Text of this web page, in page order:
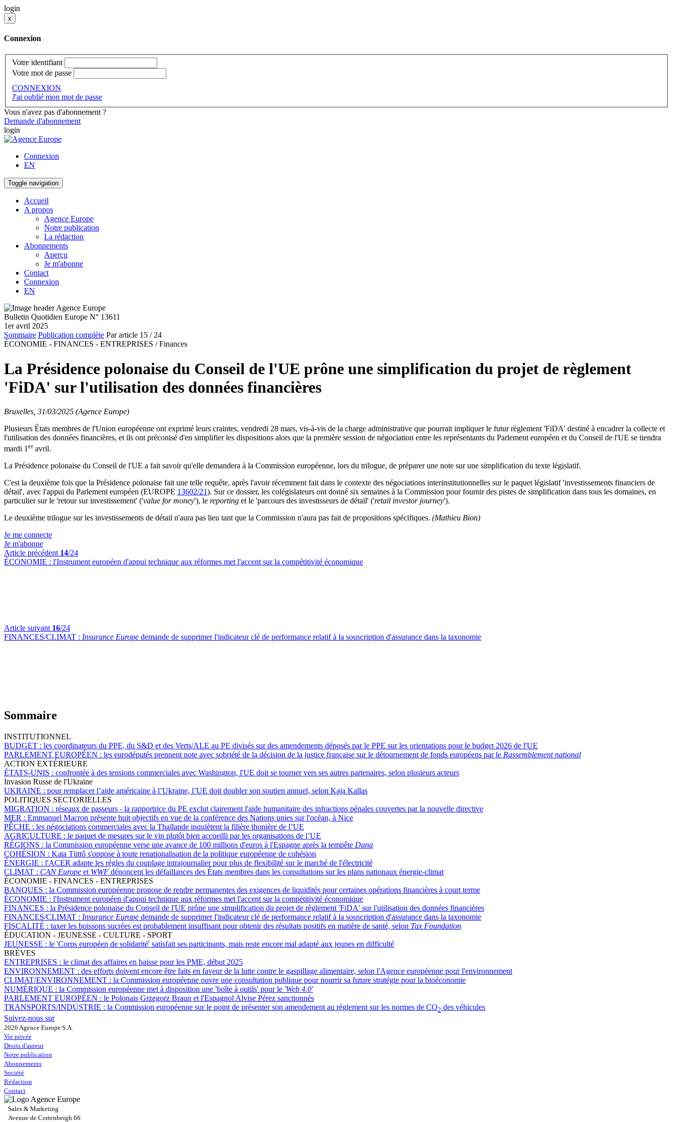
login
x
Connexion
Votre identifiant
Votre mot de passe
CONNEXION
J'ai oublié mon mot de passe
Vous n'avez pas d'abonnement ?
Demande d'abonnement
login
Connexion
EN
Toggle navigation
Accueil
A propos
Agence Europe
Notre publication
La rédaction
Abonnements
Aperçu
Je m'abonne
Contact
Connexion
EN
Bulletin Quotidien Europe N° 13611
1er avril 2025
Sommaire Publication complète Par article 15 / 24
ÉCONOMIE - FINANCES - ENTREPRISES / Finances
La Présidence polonaise du Conseil de l'UE prône une simplification du projet de règlement
'FiDA' sur l'utilisation des données financières
Bruxelles, 31/03/2025 (Agence Europe)
Plusieurs États membres de l'Union européenne ont exprimé leurs craintes, vendredi 28 mars, vis-à-vis de la charge administrative que pourrait impliquer le futur règlement 'FiDA' destiné à encadrer la collecte et
l'utilisation des données financières, et ils ont préconisé d'en simplifier les dispositions alors que la première session de négociation entre les représentants du Parlement européen et du Conseil de l'UE se tiendra
mardi 1 eravril.
La Présidence polonaise du Conseil de l'UE a fait savoir qu'elle demandera à la Commission européenne, lors du trilogue, de préparer une note sur une simplification du texte législatif.
C'est la deuxième fois que la Présidence polonaise fait une telle requête, après l'avoir récemment fait dans le contexte des négociations interinstitutionnelles sur le paquet législatif 'investissements financiers de
détail', avec l'appui du Parlement européen (EUROPE 13602/21). Sur ce dossier, les colégislateurs ont donné six semaines à la Commission pour fournir des pistes de simplification dans tous les domaines, en
particulier sur le 'retour sur investissement' ('value for money'), le reporting et le 'parcours des investisseurs de détail' ('retail investor journey').
Le deuxième trilogue sur les investissements de détail n'aura pas lieu tant que la Commission n'aura pas fait de propositions spécifiques. (Mathieu Bion)
Je me connecte
Je m'abonne
Article précédent 14/24
ÉCONOMIE : l'Instrument européen d'appui technique aux réformes met l'accent sur la compétitivité économique
Article suivant 16/24
FINANCES/CLIMAT : Insurance Europe demande de supprimer l'indicateur clé de performance relatif à la souscription d'assurance dans la taxonomie
Sommaire
INSTITUTIONNEL
BUDGET : les coordinateurs du PPE, du S&D et des Verts/ALE au PE divisés sur des amendements déposés par le PPE sur les orientations pour le budget 2026 de l'UE
PARLEMENT EUROPÉEN : les eurodéputés prennent note avec sobriété de la décision de la justice française sur le détournement de fonds européens par le Rassemblement national
ACTION EXTÉRIEURE
ÉTATS-UNIS : confrontée à des tensions commerciales avec Washington, l'UE doit se tourner vers ses autres partenaires, selon plusieurs acteurs
Invasion Russe de l'Ukraine
UKRAINE : pour remplacer l’aide américaine à l’Ukraine, l’UE doit doubler son soutien annuel, selon Kaja Kallas
POLITIQUES SECTORIELLES
MIGRATION : réseaux de passeurs - la rapportrice du PE exclut clairement l'aide humanitaire des infractions pénales couvertes par la nouvelle directive
MER : Emmanuel Macron présente huit objectifs en vue de la conférence des Nations unies sur l'océan, à Nice
PÊCHE : les négociations commerciales avec la Thaïlande inquiètent la filière thonière de l’UE
AGRICULTURE : le paquet de mesures sur le vin plutôt bien accueilli par les organisations de l’UE
RÉGIONS : la Commission européenne verse une avance de 100 millions d'euros à l'Espagne après la tempête Dana
COHÉSION : Kata Tüttő s'oppose à toute renationalisation de la politique européenne de cohésion
ÉNERGIE : l'ACER adapte les règles du couplage intrajournalier pour plus de flexibilité sur le marché de l'électricité
CLIMAT : CAN Europe et WWF dénoncent les défaillances des États membres dans les consultations sur les plans nationaux énergie-climat
ÉCONOMIE - FINANCES - ENTREPRISES
BANQUES : la Commission européenne propose de rendre permanentes des exigences de liquidités pour certaines opérations financières à court terme
ÉCONOMIE : l'Instrument européen d'appui technique aux réformes met l'accent sur la compétitivité économique
FINANCES : la Présidence polonaise du Conseil de l'UE prône une simplification du projet de règlement 'FiDA' sur l'utilisation des données financières
FINANCES/CLIMAT : Insurance Europe demande de supprimer l'indicateur clé de performance relatif à la souscription d'assurance dans la taxonomie
FISCALITÉ : taxer les boissons sucrées est probablement insuffisant pour obtenir des résultats positifs en matière de santé, selon Tax Foundation
ÉDUCATION - JEUNESSE - CULTURE - SPORT
JEUNESSE : le 'Corps européen de solidarité' satisfait ses participants, mais reste encore mal adapté aux jeunes en difficulté
BRÈVES
ENTREPRISES : le climat des affaires en baisse pour les PME, début 2025
ENVIRONNEMENT : des efforts doivent encore être faits en faveur de la lutte contre le gaspillage alimentaire, selon l'Agence européenne pour l'environnement
CLIMAT/ENVIRONNEMENT : la Commission européenne ouvre une consultation publique pour nourrir sa future stratégie pour la bioéconomie
NUMÉRIQUE : la Commission européenne met à disposition une 'boîte à outils' pour le 'Web 4.0'
PARLEMENT EUROPÉEN : le Polonais Grzegorz Braun et l'Espagnol Alvise Pérez sanctionnés
TRANSPORTS/INDUSTRIE : la Commission européenne sur le point de présenter son amendement au règlement sur les normes de CO2 des véhicules
Suivez-nous sur
2026 Agence Europe S.A.
Vie privée
Droits d'auteur
Notre publication
Abonnements
Société
Rédaction
Contact
Sales & Marketing
Avenue de Cortenbergh 66